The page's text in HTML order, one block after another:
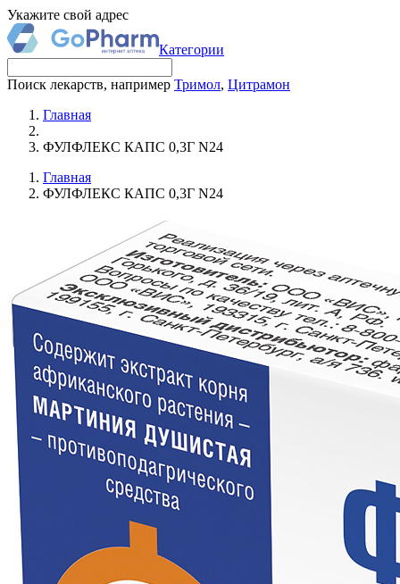
Укажите свой адрес
Категории
Поиск лекарств, например Тримол, Цитрамон
Главная
ФУЛФЛЕКС КАПС 0,3Г N24
Главная
ФУЛФЛЕКС КАПС 0,3Г N24